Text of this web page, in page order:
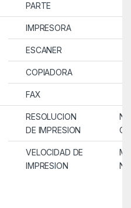
PARTE
IMPRESORA
ESCANER
COPIADORA
FAX
RESOLUCION
DE IMPRESION
VELOCIDAD DE
IMPRESION